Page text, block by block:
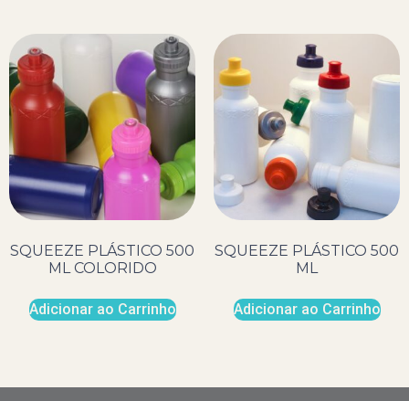
SQUEEZE PLÁSTICO 500
ML COLORIDO
Adicionar ao Carrinho
SQUEEZE PLÁSTICO 500
ML
Adicionar ao Carrinho